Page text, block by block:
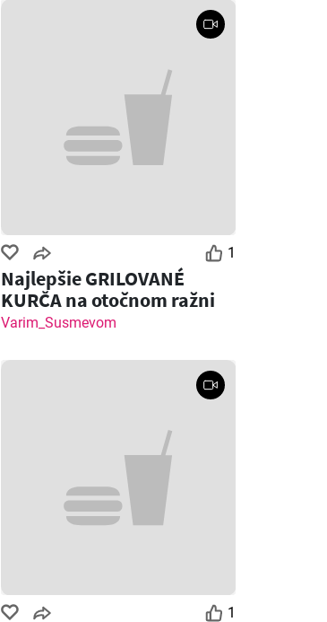
1
Najlepšie GRILOVANÉ
KURČA na otočnom ražni
Varim_Susmevom
1